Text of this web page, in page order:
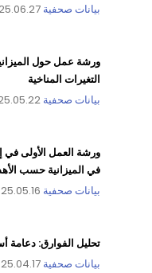
بيانات صحفية
ورشة عمل حول
التغيرات المناخية
بيانات صحفية
ورشة العمل الأولى في
في الميزانية حسب
بيانات صحفية
تحليل الفوارق: دعامة
بيانات صحفية